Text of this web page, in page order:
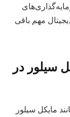
مهم باقی
سیلور در
مایکل سیلور